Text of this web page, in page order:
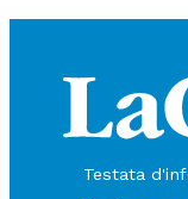
Testata